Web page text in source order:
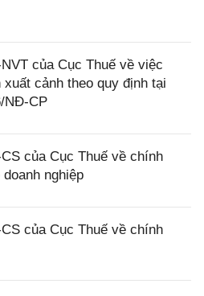
của Cục Thuế về việc
cảnh theo quy định tại
NĐ-CP
của Cục Thuế về chính
nghiệp
của Cục Thuế về chính